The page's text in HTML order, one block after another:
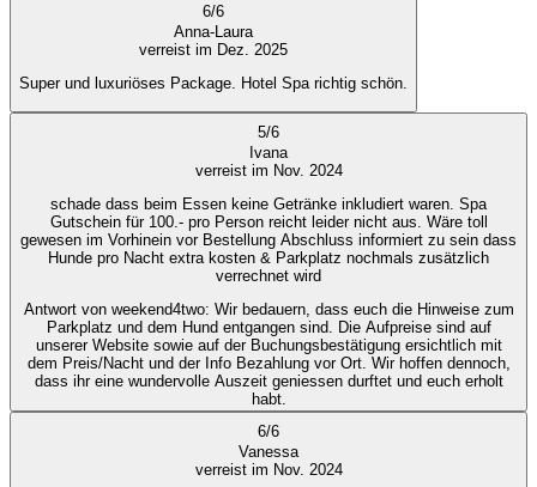
6/6
Anna-Laura
verreist im Dez. 2025
Super und luxuriöses Package. Hotel Spa richtig schön.
5/6
Ivana
verreist im Nov. 2024
schade dass beim Essen keine Getränke inkludiert waren. Spa
Gutschein für 100.- pro Person reicht leider nicht aus. Wäre toll
gewesen im Vorhinein vor Bestellung Abschluss informiert zu sein dass
Hunde pro Nacht extra kosten & Parkplatz nochmals zusätzlich
verrechnet wird
Antwort von weekend4two: Wir bedauern, dass euch die Hinweise zum
Parkplatz und dem Hund entgangen sind. Die Aufpreise sind auf
unserer Website sowie auf der Buchungsbestätigung ersichtlich mit
dem Preis/Nacht und der Info Bezahlung vor Ort. Wir hoffen dennoch,
dass ihr eine wundervolle Auszeit geniessen durftet und euch erholt
habt.
6/6
Vanessa
verreist im Nov. 2024